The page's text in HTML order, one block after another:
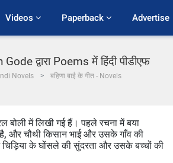
Videos Paperback Advertise
द्वारा Poems में हिंदी पीडीएफ
Novels बहिणा बाई के गीत - Novels
बोली में लिखी गई हैं। पहले रचना में बया
है, और चौथी किसान भाई और उसके गाँव की
चिड़िया के घोंसले की सुंदरता और उसके बच्चों की